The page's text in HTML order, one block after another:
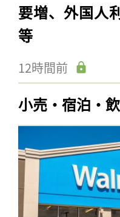
要増、外国人
等
12時間前
小売・宿泊・